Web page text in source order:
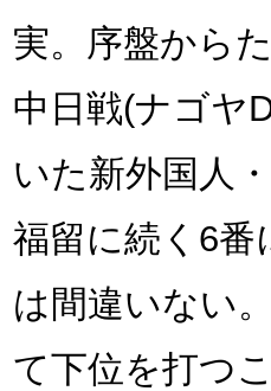
実。序盤から
中日戦(ナゴヤ
いた新外国人
福留に続く6番
は間違いない
て下位を打つ